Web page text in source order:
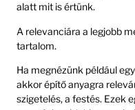
alatt mit is értünk.
A relevanciára a legjobb
tartalom.
Ha megnézünk például
akkor építő anyagra
szigetelés, a festés. Ezek